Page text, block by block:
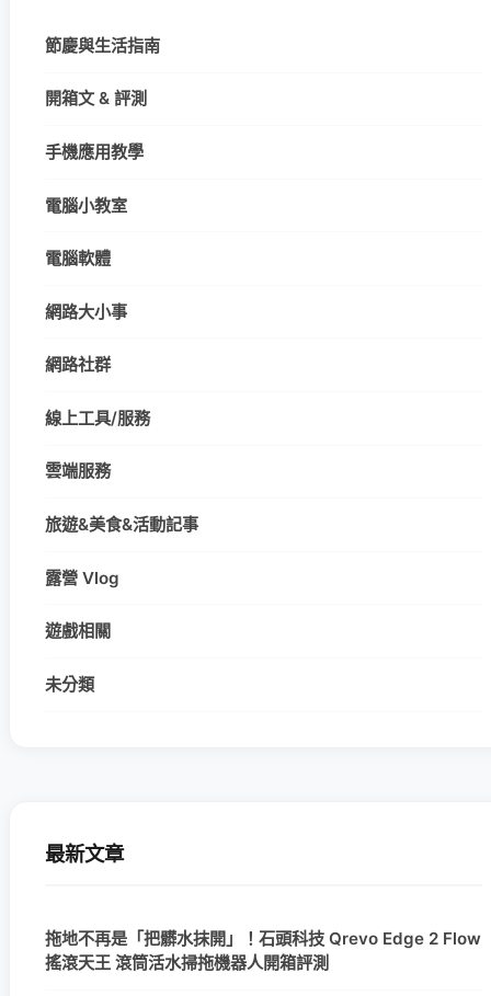
節慶與生活指南
開箱文 & 評測
手機應用教學
電腦小教室
電腦軟體
網路大小事
網路社群
線上工具/服務
雲端服務
旅遊&美食&活動記事
露營 Vlog
遊戲相關
未分類
最新文章
拖地不再是「把髒水抹開」！石頭科技 Qrevo Edge 2 Flow
搖滾天王 滾筒活水掃拖機器人開箱評測